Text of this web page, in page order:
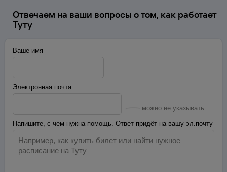
Отвечаем на ваши вопросы о том, как работает
Туту
Ваше имя
Электронная почта
можно не указывать
Напишите, с чем нужна помощь. Ответ придёт на вашу эл.почту